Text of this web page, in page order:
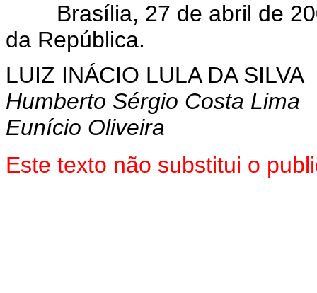
Brasília, 27 de abril de
da República.
LUIZ INÁCIO LULA DA SILVA
Humberto Sérgio Costa Lima
Eunício Oliveira
Este texto não substitui o